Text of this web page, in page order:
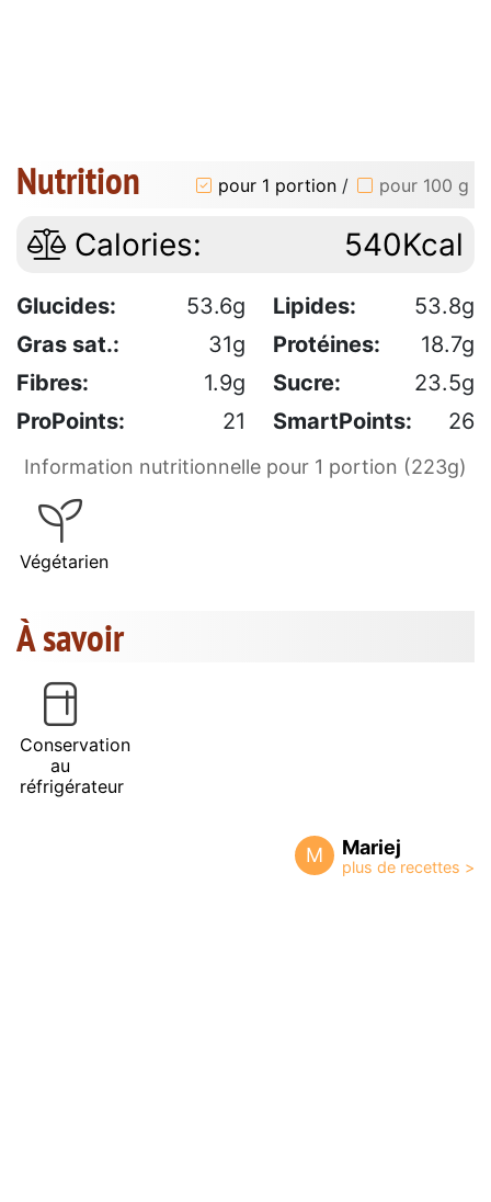
Nutrition pour 1 portion / pour 100 g
Calories: 540Kcal
Glucides: 53.6g Lipides:
53.8g
Gras sat.:
31g Protéines:
18.7g
Fibres:
1.9g Sucre:
23.5g
ProPoints:
21 SmartPoints: 26
Information nutritionnelle pour 1 portion (223g)
Végétarien
À savoir
Conservation
au
réfrigérateur
M Mariej